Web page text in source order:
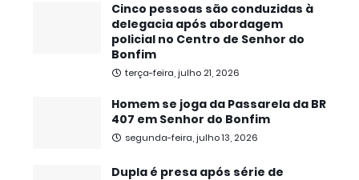
Cinco pessoas são conduzidas à
delegacia após abordagem
policial no Centro de Senhor do
Bonfim
terça-feira, julho 21, 2026
Homem se joga da Passarela da BR
407 em Senhor do Bonfim
segunda-feira, julho 13, 2026
Dupla é presa após série de